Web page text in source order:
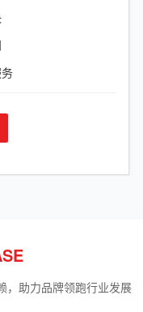
，助力品牌领跑行业发展